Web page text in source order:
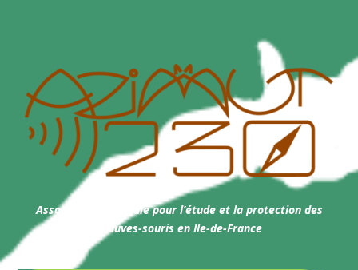
Association régionale pour l’étude et la protection des
chauves-souris en Ile-de-France